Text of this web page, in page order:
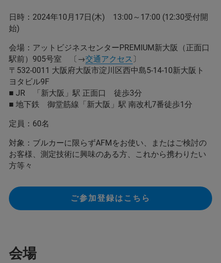
日時：2024年10月17日(木) 13:00～17:00 (12:30受付開
始)
会場：アットビジネスセンターPREMIUM新大阪（正面口
駅前）905号室 〔→交通アクセス 〕
〒532-0011 大阪府大阪市淀川区西中島5-14-10新大阪ト
ヨタビル9F
■ JR 「新大阪」駅 正面口 徒歩3分
■ 地下鉄 御堂筋線「新大阪」駅 南改札7番徒歩1分
定員：60名
対象：ブルカーに限らずAFMをお使い、またはご検討の
お客様、測定技術に興味のある方、これから携わりたい
方等々
ご参加登録はこちら
会場